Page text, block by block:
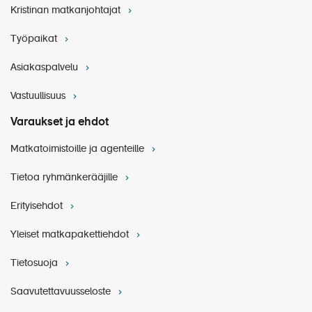
h)
HYVÄ TIETÄÄ MATKUSTAJILLE
Kristinan matkanjohtajat
Työpaikat
Asiakaspalvelu
Vastuullisuus
Varaukset ja ehdot
Matkatoimistoille ja agenteille
Tietoa ryhmänkerääjille
Erityisehdot
Yleiset matkapakettiehdot
Tietosuoja
Saavutettavuusseloste